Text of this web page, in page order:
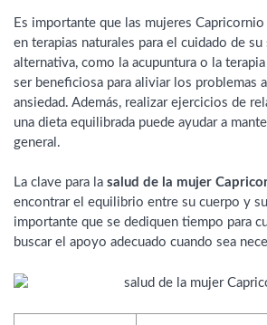
Es importante que las mujeres
en terapias naturales para el cuidado de su
alternativa, como la acupuntura o la
ser beneficiosa para aliviar los problemas
ansiedad. Además, realizar ejercicios de
una dieta equilibrada puede ayudar a
general.
La clave para la salud de la mujer
encontrar el equilibrio entre su cuerpo y
importante que se dediquen tiempo para
buscar el apoyo adecuado cuando sea